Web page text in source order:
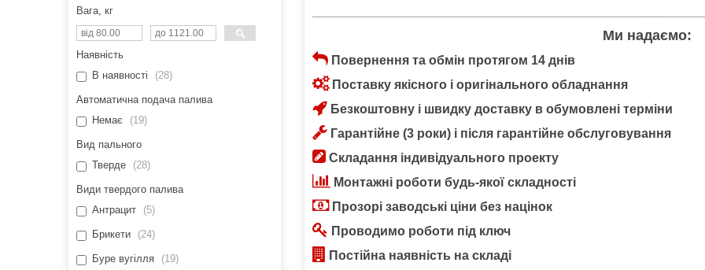
Ми надаємо:
Повернення та обмін протягом 14 днів
Поставку якісного і оригінального обладнання
Безкоштовну і швидку доставку в обумовлені терміни
Гарантійне (3 роки) і після гарантійне обслуговування
Складання індивідуального проекту
Монтажні роботи будь-якої складності
Прозорі заводські ціни без націнок
Проводимо роботи під ключ
Постійна наявність на складі
Вага, кг
Наявність
В наявності
28
Автоматична подача палива
Немає
19
Вид пального
Тверде
28
Види твердого палива
Антрацит
5
Брикети 24
Буре вугілля 19